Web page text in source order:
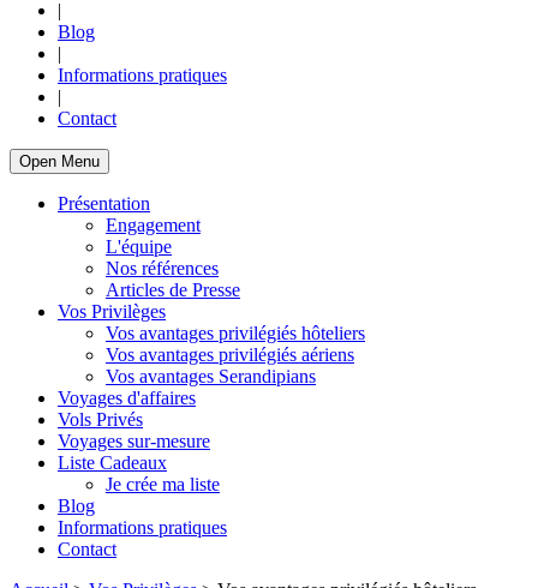
|
Blog
|
Informations pratiques
|
Contact
Open Menu
Présentation
Engagement
L'équipe
Nos références
Articles de Presse
Vos Privilèges
Vos avantages privilégiés hôteliers
Vos avantages privilégiés aériens
Vos avantages Serandipians
Voyages d'affaires
Vols Privés
Voyages sur-mesure
Liste Cadeaux
Je crée ma liste
Blog
Informations pratiques
Contact